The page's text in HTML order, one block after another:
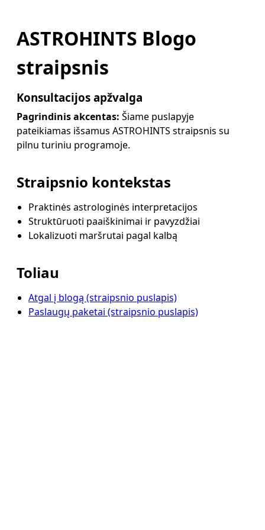
ASTROHINTS Blogo
straipsnis
Konsultacijos apžvalga
Pagrindinis akcentas: Šiame puslapyje
pateikiamas išsamus ASTROHINTS straipsnis su
pilnu turiniu programoje.
Straipsnio kontekstas
Praktinės astrologinės interpretacijos
Struktūruoti paaiškinimai ir pavyzdžiai
Lokalizuoti maršrutai pagal kalbą
Toliau
Atgal į blogą (straipsnio puslapis)
Paslaugų paketai (straipsnio puslapis)